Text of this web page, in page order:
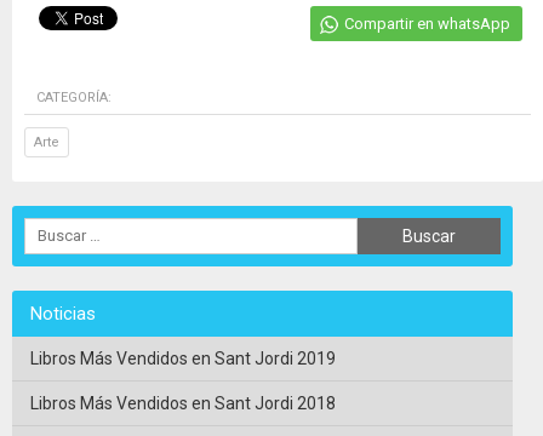
Compartir en whatsApp
CATEGORÍA:
Arte
Noticias
Libros Más Vendidos en Sant Jordi 2019
Libros Más Vendidos en Sant Jordi 2018